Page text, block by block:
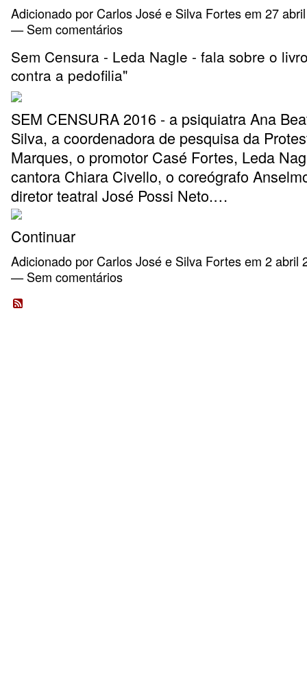
Adicionado por Carlos José e Silva Fortesem 27
— Sem comentários
Sem Censura - Leda Nagle - fala sobre o
contra a pedofilia"
SEM CENSURA 2016 - a psiquiatra Ana
Silva, a coordenadora de pesquisa da
Marques, o promotor Casé Fortes, Leda
cantora Chiara Civello, o coreógrafo
diretor teatral José Possi Neto.…
Continuar
Adicionado por Carlos José e Silva Fortesem 2 abril
— Sem comentários